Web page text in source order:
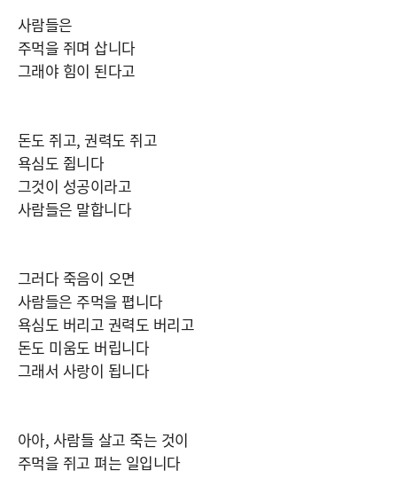
사람들은
주먹을 쥐며 삽니다
그래야 힘이 된다고
돈도 쥐고, 권력도 쥐고
욕심도 쥡니다
그것이 성공이라고
사람들은 말합니다
그러다 죽음이 오면
사람들은 주먹을 폅니다
욕심도 버리고 권력도 버리고
돈도 미움도 버립니다
그래서 사랑이 됩니다
아아, 사람들 살고 죽는 것이
주먹을 쥐고 펴는 일입니다